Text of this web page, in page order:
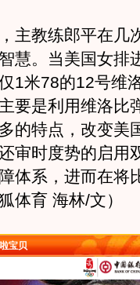
教练郎平在几
慧。当美国女排
1米78的12号维
要是利用维洛比
的特点，改变美
审时度势的启用
体系，进而在将
体育 海林/文）
宝贝